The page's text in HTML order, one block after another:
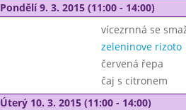
Pondělí 9. 3. 2015 (11:00 - 14:00)
vícezrnná se
zeleninove rizoto
červená řepa
čaj s citronem
Úterý 10. 3. 2015 (11:00 - 14:00)